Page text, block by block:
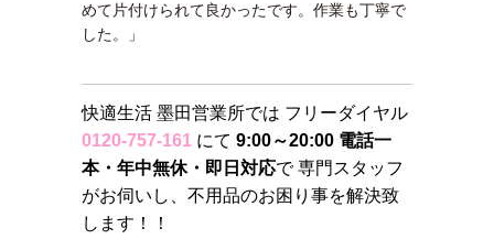
めて片付けられて良かったです。作業も丁寧で
した。」
快適生活 墨田営業所では フリーダイヤル
0120-757-161 にて 9:00～20:00 電話一
本・年中無休・即日対応で 専門スタッフ
がお伺いし、不用品のお困り事を解決致
します！！